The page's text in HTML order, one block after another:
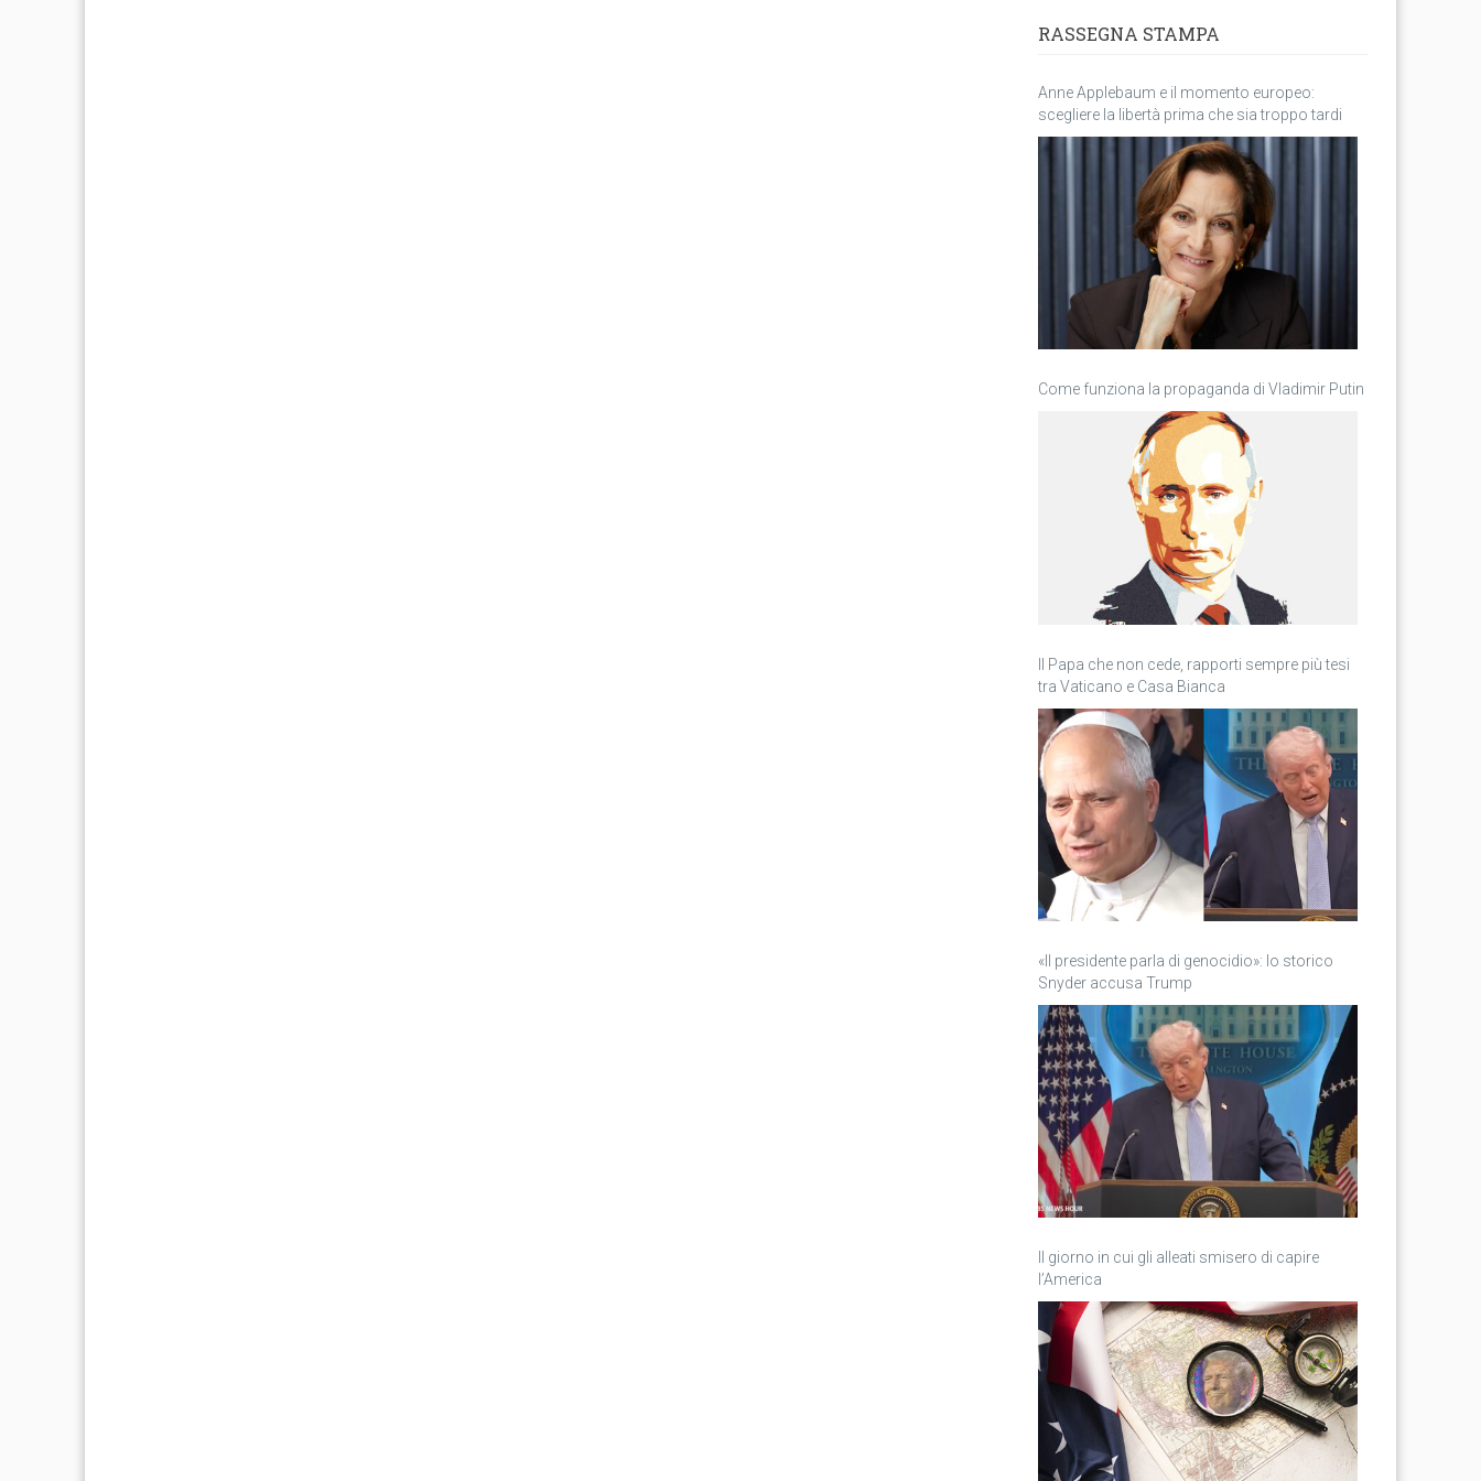
RASSEGNA STAMPA
Anne Applebaum e il momento europeo:
scegliere la libertà prima che sia troppo tardi
Come funziona la propaganda di Vladimir Putin
Il Papa che non cede, rapporti sempre più tesi
tra Vaticano e Casa Bianca
«Il presidente parla di genocidio»: lo storico
Snyder accusa Trump
Il giorno in cui gli alleati smisero di capire
l’America